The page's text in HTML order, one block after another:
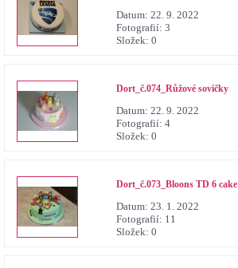
Datum: 22. 9. 2022
Fotografií: 3
Složek: 0
Dort_č.074_Růžové sovičky
Datum: 22. 9. 2022
Fotografií: 4
Složek: 0
Dort_č.073_Bloons TD 6 cake
Datum: 23. 1. 2022
Fotografií: 11
Složek: 0